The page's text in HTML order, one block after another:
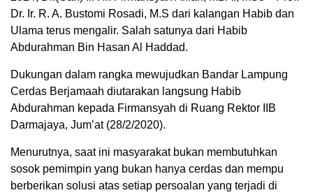
Dr. Ir. R. A. Bustomi Rosadi, M.S dari kalangan Habib dan
Ulama terus mengalir. Salah satunya dari Habib
Abdurahman Bin Hasan Al Haddad.
Dukungan dalam rangka mewujudkan Bandar Lampung
Cerdas Berjamaah diutarakan langsung Habib
Abdurahman kepada Firmansyah di Ruang Rektor IIB
Darmajaya, Jum’at (28/2/2020).
Menurutnya, saat ini masyarakat bukan membutuhkan
sosok pemimpin yang bukan hanya cerdas dan mempu
berberikan solusi atas setiap persoalan yang terjadi di